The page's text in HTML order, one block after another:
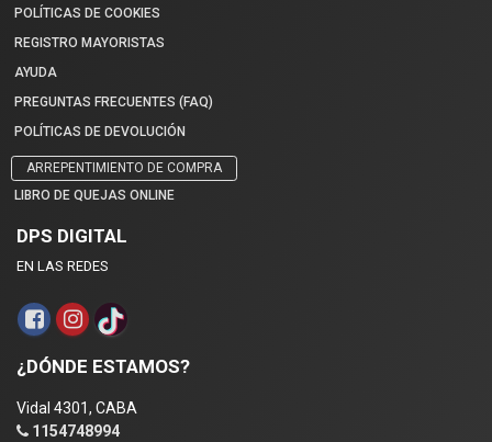
POLÍTICAS DE COOKIES
REGISTRO MAYORISTAS
AYUDA
PREGUNTAS FRECUENTES (FAQ)
POLÍTICAS DE DEVOLUCIÓN
ARREPENTIMIENTO DE COMPRA
LIBRO DE QUEJAS ONLINE
DPS DIGITAL
EN LAS REDES
¿DÓNDE ESTAMOS?
Vidal 4301, CABA
1154748994